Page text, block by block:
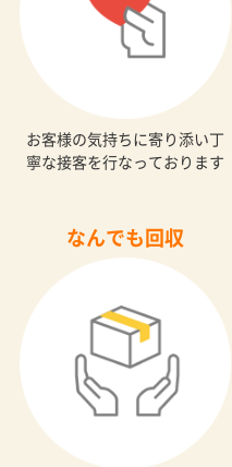
お客様の気持ちに寄り添い丁
寧な接客を行なっております
なんでも回収